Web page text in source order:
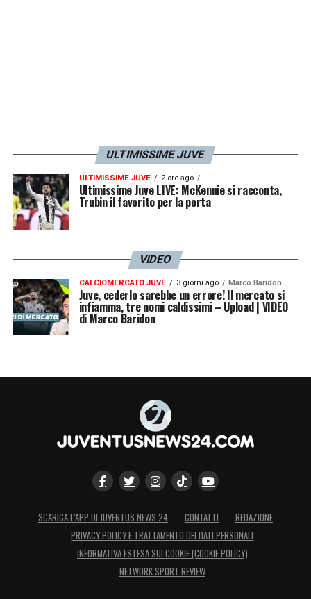
ULTIMISSIME JUVE
ULTIMISSIME JUVE 2 ore ago
Ultimissime Juve LIVE: McKennie si racconta,
Trubin il favorito per la porta
VIDEO
CALCIOMERCATO JUVE 3 giorni ago Marco Baridon
Juve, cederlo sarebbe un errore! Il mercato si
infiamma, tre nomi caldissimi – Upload | VIDEO
di Marco Baridon
SCARICA L’APP DI JUVENTUS NEWS 24 CONTATTI
REDAZIONE
PRIVACY POLICY E TRATTAMENTO DEI DATI PERSONALI
INFORMATIVA ESTESA SUI COOKIE (COOKIE POLICY)
NETWORK SPORT REVIEW